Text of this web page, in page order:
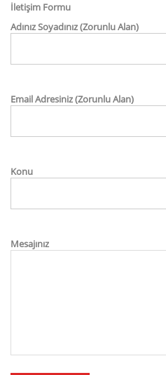
İletişim Formu
Adınız Soyadınız (Zorunlu Alan)
Email Adresiniz (Zorunlu Alan)
Konu
Mesajınız